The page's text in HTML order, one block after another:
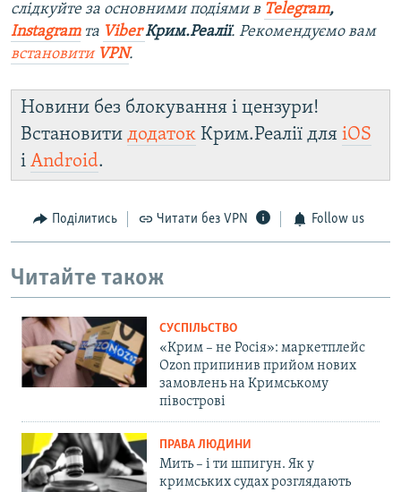
слідкуйте за основними подіями в Telegram,
Instagramта ViberКрим.Реалії. Рекомендуємо вам
встановити VPN.
Новини без блокування і цензури!
Встановити додаток Крим.Реалії для iOS
і Android.
Поділитись Читати без VPN Follow us
Читайте також
СУСПІЛЬСТВО
«Крим – не Росія»: маркетплейс
Ozon припинив прийом нових
замовлень на Кримському
півострові
ПРАВА ЛЮДИНИ
Мить – і ти шпигун. Як у
кримських судах розглядають